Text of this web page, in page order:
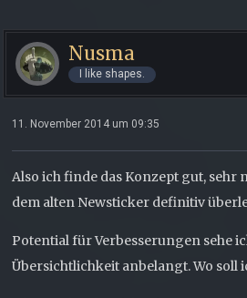
Nusma
I like shapes.
11. November 2014 um 09:35
Also ich finde das Konzept gut,
dem alten Newsticker definitiv
Potential für Verbesserungen sehe
Übersichtlichkeit anbelangt. Wo soll